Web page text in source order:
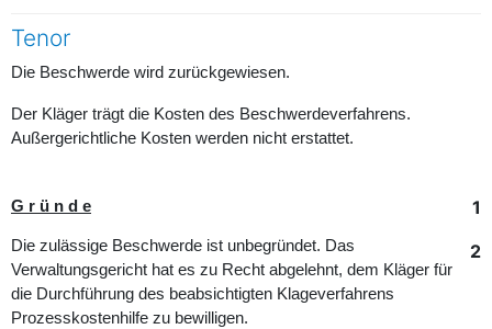
Tenor
Die Beschwerde wird zurückgewiesen.
Der Kläger trägt die Kosten des Beschwerdeverfahrens.
Außergerichtliche Kosten werden nicht erstattet.
1
G r ü n d e
2
Die zulässige Beschwerde ist unbegründet. Das
Verwaltungsgericht hat es zu Recht abgelehnt, dem Kläger für
die Durchführung des beabsichtigten Klageverfahrens
Prozesskostenhilfe zu bewilligen.